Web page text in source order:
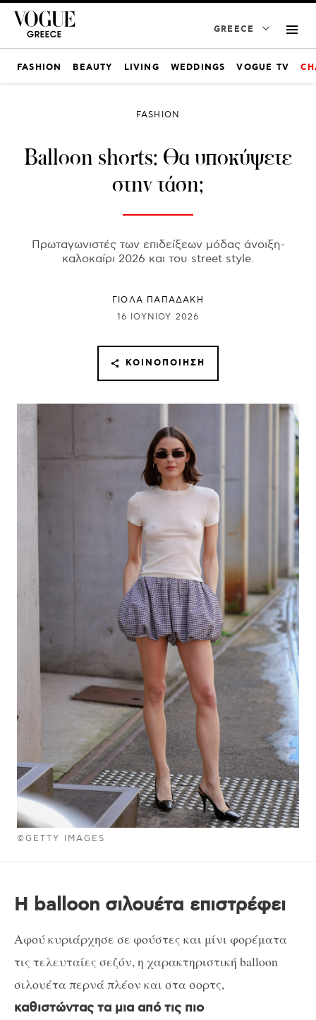
GREECE
FASHION BEAUTY LIVING WEDDINGS VOGUE TV
©GETTY IMAGES
FASHION
Balloon shorts: Θα υποκύψετε
στην τάση;
Πρωταγωνιστές των επιδείξεων μόδας άνοιξη-
καλοκαίρι 2026 και του street style.
ΓΙΌΛΑ ΠΑΠΑΔΆΚΗ
16 ΙΟΥΝΊΟΥ 2026
ΚΟΙΝΟΠΟΊΗΣΗ
Η balloon σιλουέτα επιστρέφει
Αφού κυριάρχησε σε φούστες και μίνι φορέματα
τις τελευταίες σεζόν, η χαρακτηριστική balloon
σιλουέτα περνά πλέον και στα σορτς,
καθιστώντας τα μια από τις πιο